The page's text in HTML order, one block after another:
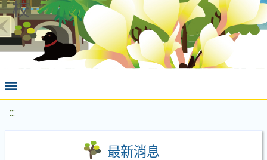
校
:::
最新消息